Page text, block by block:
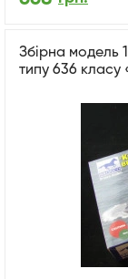
Збірна модель
типу 636 класу